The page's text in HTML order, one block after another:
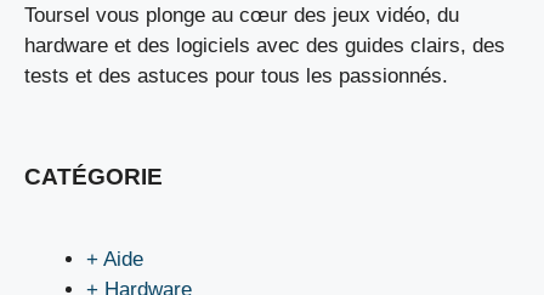
Toursel vous plonge au cœur des jeux vidéo, du
hardware et des logiciels avec des guides clairs, des
tests et des astuces pour tous les passionnés.
CATÉGORIE
+ Aide
+ Hardware